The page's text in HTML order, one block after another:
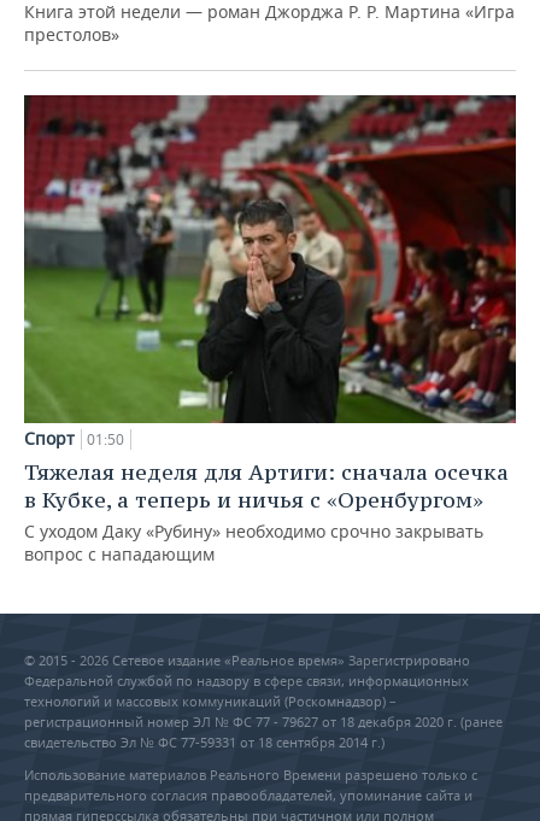
Книга этой недели — роман Джорджа Р. Р. Мартина «Игра
престолов»
Спорт 01:50
Тяжелая неделя для Артиги: сначала осечка
в Кубке, а теперь и ничья с «Оренбургом»
С уходом Даку «Рубину» необходимо срочно закрывать
вопрос с нападающим
© 2015 - 2026 Сетевое издание «Реальное время» Зарегистрировано
Федеральной службой по надзору в сфере связи, информационных
технологий и массовых коммуникаций (Роскомнадзор) –
регистрационный номер ЭЛ № ФС 77 - 79627 от 18 декабря 2020 г. (ранее
свидетельство Эл № ФС 77-59331 от 18 сентября 2014 г.)
Использование материалов Реального Времени разрешено только с
предварительного согласия правообладателей, упоминание сайта и
прямая гиперссылка обязательны при частичном или полном